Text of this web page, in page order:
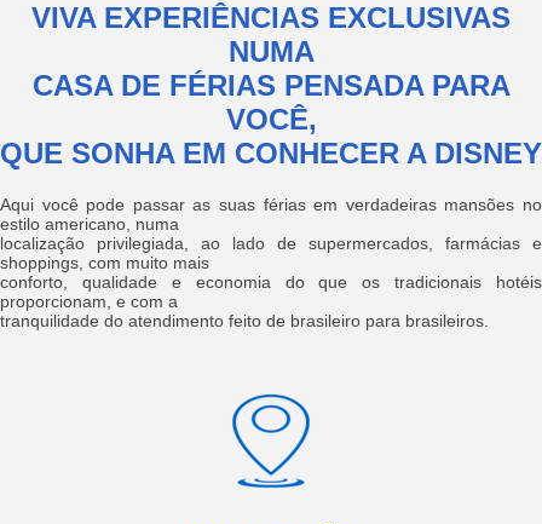
VIVA EXPERIÊNCIAS EXCLUSIVAS
NUMA
CASA DE FÉRIAS PENSADA PARA
VOCÊ,
QUE SONHA EM CONHECER A DISNEY
Aqui você pode passar as suas férias em verdadeiras mansões no
estilo americano, numa
localização privilegiada, ao lado de supermercados, farmácias e
shoppings, com muito mais
conforto, qualidade e economia do que os tradicionais hotéis
proporcionam, e com a
tranquilidade do atendimento feito de brasileiro para brasileiros.